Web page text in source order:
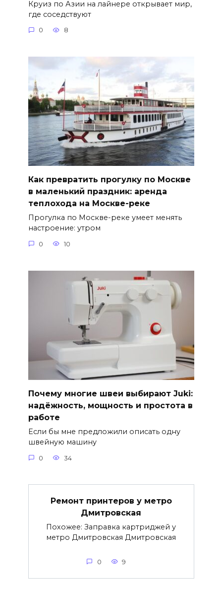
Круиз по Азии на лайнере открывает мир,
где соседствуют
0 8
Как превратить прогулку по Москве
в маленький праздник: аренда
теплохода на Москве-реке
Прогулка по Москве-реке умеет менять
настроение: утром
0 10
Почему многие швеи выбирают Juki:
надёжность, мощность и простота в
работе
Если бы мне предложили описать одну
швейную машину
0 34
Ремонт принтеров у метро
Дмитровская
Похожее: Заправка картриджей у
метро Дмитровская Дмитровская
0 9